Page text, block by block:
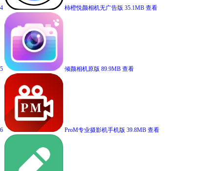
4 柿橙悦颜相机无广告版 35.1MB 查看
5 倾颜相机原版 89.9MB 查看
6 ProM专业摄影机手机版 39.8MB 查看